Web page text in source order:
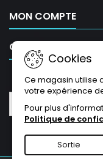
MON COMPTE
CONTACT
Cookies
Ce magasin utilise
votre expérience
Pour plus
Politique de
Sortie